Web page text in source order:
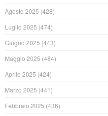
Agosto 2025 (428)
Luglio 2025 (474)
Giugno 2025 (443)
Maggio 2025 (484)
Aprile 2025 (424)
Marzo 2025 (441)
Febbraio 2025 (436)